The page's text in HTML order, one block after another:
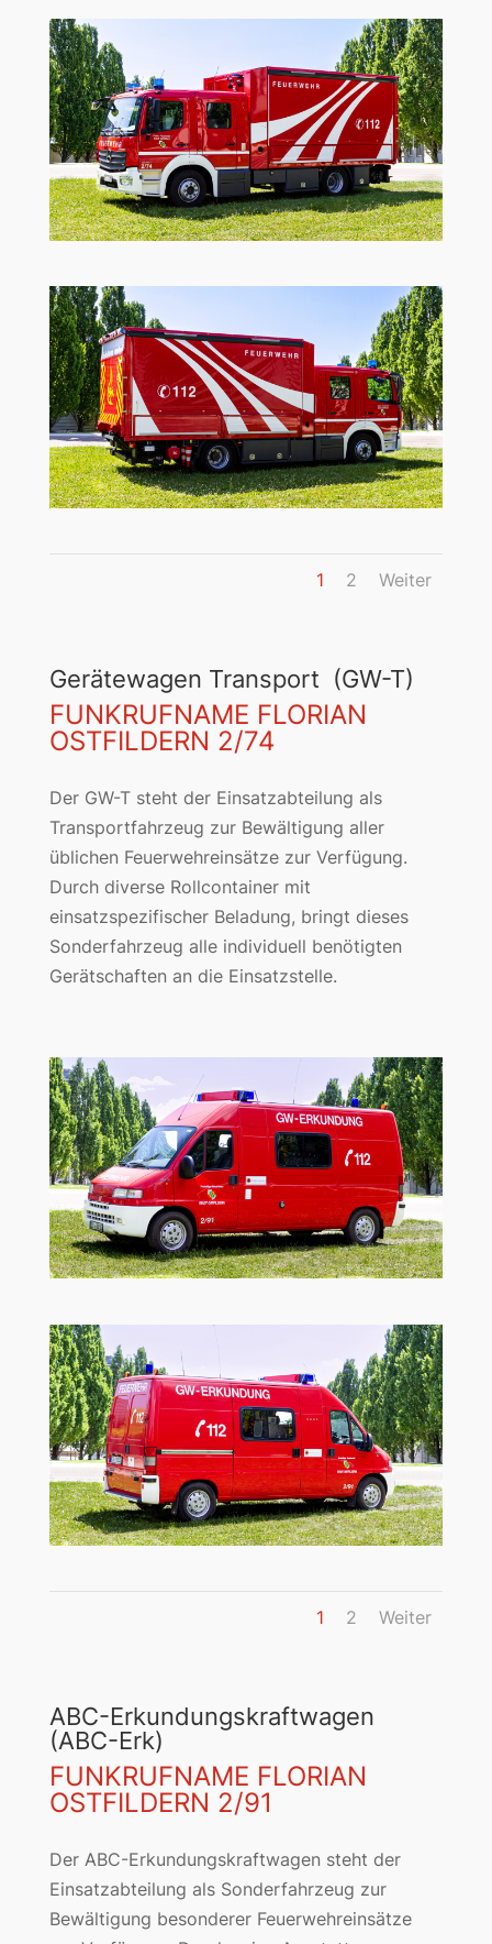
1 2 Weiter
Gerätewagen Transport (GW-T)
FUNKRUFNAME FLORIAN
OSTFILDERN 2/74
Der GW-T steht der Einsatzabteilung als
Transportfahrzeug zur Bewältigung aller
üblichen Feuerwehreinsätze zur Verfügung.
Durch diverse Rollcontainer mit
einsatzspezifischer Beladung, bringt dieses
Sonderfahrzeug alle individuell benötigten
Gerätschaften an die Einsatzstelle.
1 2 Weiter
ABC-Erkundungskraftwagen
(ABC-Erk)
FUNKRUFNAME FLORIAN
OSTFILDERN 2/91
Der ABC-Erkundungskraftwagen steht der
Einsatzabteilung als Sonderfahrzeug zur
Bewältigung besonderer Feuerwehreinsätze